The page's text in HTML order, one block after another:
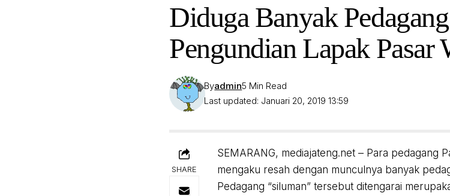
Diduga Banyak
Pengundian Lapak Pasar
Last updated: Januari 20, 2019 13:59
Byadmin5 Min Read
SHARE
SEMARANG, mediajateng.net – Para pedagang
mengaku resah dengan munculnya banyak
Pedagang “siluman” tersebut ditengarai